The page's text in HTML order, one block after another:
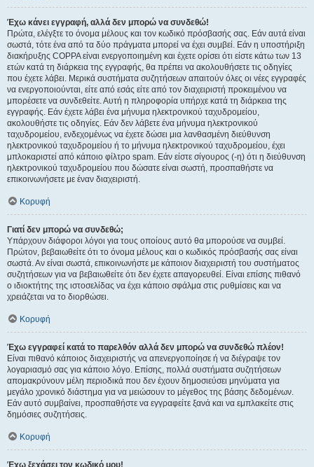
Έχω κάνει εγγραφή, αλλά δεν μπορώ να συνδεθώ!
Πρώτα, ελέγξτε το όνομα μέλους και τον κωδικό πρόσβασής σας. Εάν αυτά είναι
σωστά, τότε ένα από τα δύο πράγματα μπορεί να έχει συμβεί. Εάν η υποστήριξη
διακήρυξης COPPA είναι ενεργοποιημένη και έχετε ορίσει ότι είστε κάτω των 13
ετών κατά τη διάρκεια της εγγραφής, θα πρέπει να ακολουθήσετε τις οδηγίες
που έχετε λάβει. Μερικά συστήματα συζητήσεων απαιτούν όλες οι νέες εγγραφές
να ενεργοποιούνται, είτε από εσάς είτε από τον διαχειριστή προκειμένου να
μπορέσετε να συνδεθείτε. Αυτή η πληροφορία υπήρχε κατά τη διάρκεια της
εγγραφής. Εάν έχετε λάβει ένα μήνυμα ηλεκτρονικού ταχυδρομείου,
ακολουθήστε τις οδηγίες. Εάν δεν λάβετε ένα μήνυμα ηλεκτρονικού
ταχυδρομείου, ενδεχομένως να έχετε δώσει μια λανθασμένη διεύθυνση
ηλεκτρονικού ταχυδρομείου ή το μήνυμα ηλεκτρονικού ταχυδρομείου, έχει
μπλοκαριστεί από κάποιο φίλτρο spam. Εάν είστε σίγουρος (-η) ότι η διεύθυνση
ηλεκτρονικού ταχυδρομείου που δώσατε είναι σωστή, προσπαθήστε να
επικοινωνήσετε με έναν διαχειριστή.
Κορυφή
Γιατί δεν μπορώ να συνδεθώ;
Υπάρχουν διάφοροι λόγοι για τους οποίους αυτό θα μπορούσε να συμβεί.
Πρώτον, βεβαιωθείτε ότι το όνομα μέλους και ο κωδικός πρόσβασής σας είναι
σωστά. Αν είναι σωστά, επικοινωνήστε με κάποιον διαχειριστή του συστήματος
συζητήσεων για να βεβαιωθείτε ότι δεν έχετε απαγορευθεί. Είναι επίσης πιθανό
ο ιδιοκτήτης της ιστοσελίδας να έχει κάποιο σφάλμα στις ρυθμίσεις και να
χρειάζεται να το διορθώσει.
Κορυφή
Έχω εγγραφεί κατά το παρελθόν αλλά δεν μπορώ να συνδεθώ πλέον!
Είναι πιθανό κάποιος διαχειριστής να απενεργοποίησε ή να διέγραψε τον
λογαριασμό σας για κάποιο λόγο. Επίσης, πολλά συστήματα συζητήσεων
απομακρύνουν μέλη περιοδικά που δεν έχουν δημοσιεύσει μηνύματα για
μεγάλο χρονικό διάστημα για να μειώσουν το μέγεθος της βάσης δεδομένων.
Εάν αυτό συμβαίνει, προσπαθήστε να εγγραφείτε ξανά και να εμπλακείτε στις
δημόσιες συζητήσεις.
Κορυφή
Έχω ξεχάσει τον κωδικό μου!